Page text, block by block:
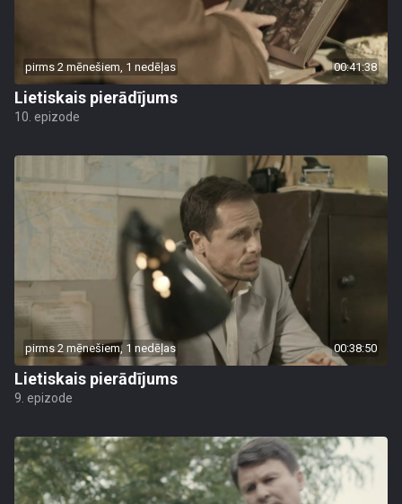
pirms 2 mēnešiem, 1 nedēļas 00:41:38
Lietiskais pierādījums
10. epizode
pirms 2 mēnešiem, 1 nedēļas 00:38:50
Lietiskais pierādījums
9. epizode